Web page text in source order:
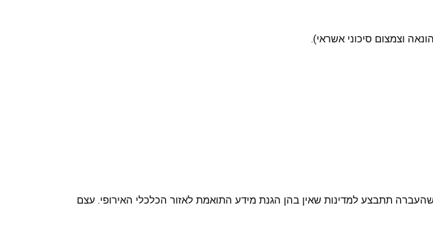
וצמצום סיכוני אשראי).
שהעברה תתבצע למדינות שאין בהן הגנת מידע התואמת לאזור הכלכלי האירופי. עצם